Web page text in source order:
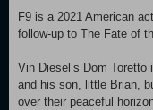
F9 is a 2021 American
follow-up to The Fate of
Vin Diesel’s Dom
and his son, little Brian,
over their peaceful